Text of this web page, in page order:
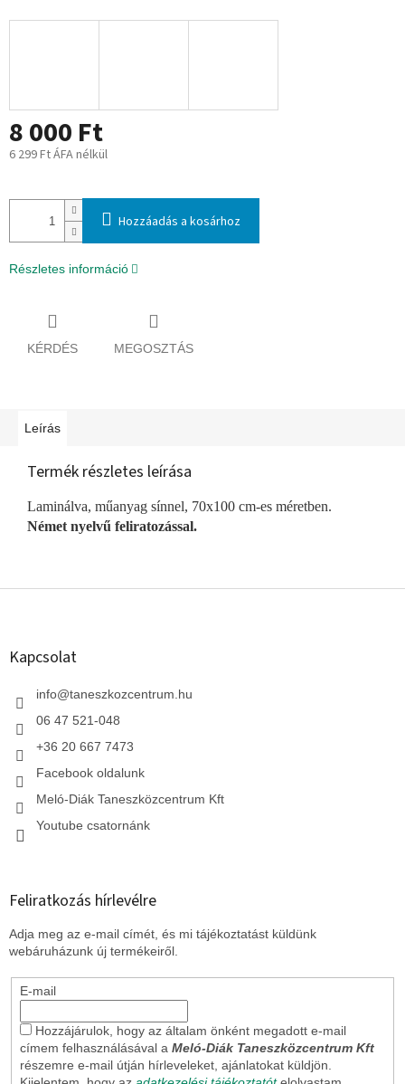
8 000 Ft
6 299 Ft ÁFA nélkül
Hozzáadás a kosárhoz
Részletes információ
KÉRDÉS MEGOSZTÁS
Leírás
Termék részletes leírása
Laminálva, műanyag sínnel, 70x100 cm-es méretben.
Német nyelvű feliratozással.
L
Kapcsolat
info@taneszkozcentrum.hu
06 47 521-048
+36 20 667 7473
Facebook oldalunk
Meló-Diák Taneszközcentrum Kft
Youtube csatornánk
Feliratkozás hírlevélre
Adja meg az e-mail címét, és mi tájékoztatást küldünk
webáruházunk új termékeiről.
E-mail
Hozzájárulok, hogy az általam önként megadott e-mail
címem felhasználásával a Meló-Diák Taneszközcentrum Kft
részemre e-mail útján hírleveleket, ajánlatokat küldjön.